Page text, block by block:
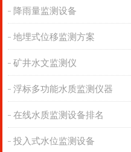
降雨量监测设备
地埋式位移监测方案
矿井水文监测仪
浮标多功能水质监测仪器
在线水质监测设备排名
投入式水位监测设备